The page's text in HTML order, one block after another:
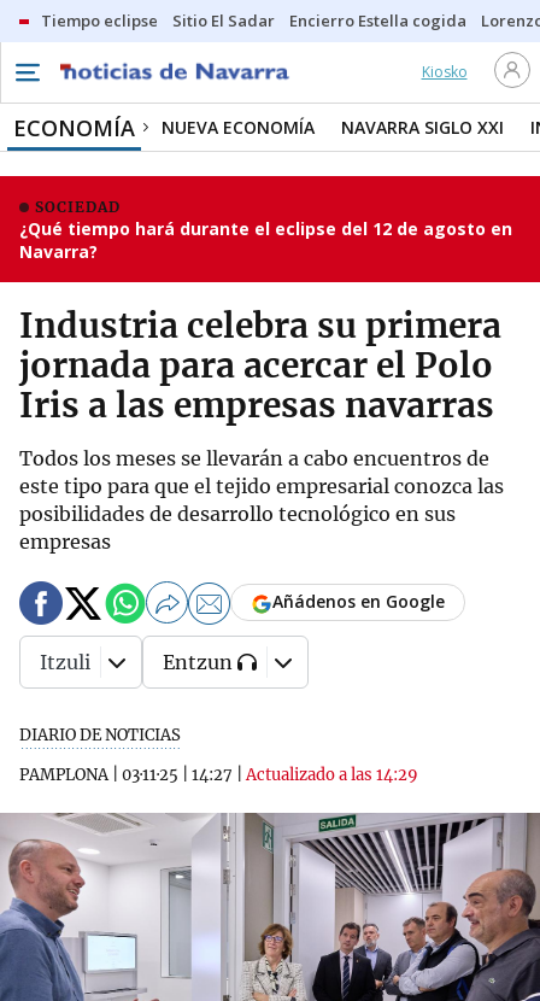
Tiempo eclipse Sitio El Sadar Encierro Estella cogida
Kiosko
ECONOMÍA NUEVA ECONOMÍA NAVARRA SIGLO XXI
SOCIEDAD
¿Qué tiempo hará durante el eclipse del 12 de agosto en
Navarra?
Industria celebra su primera
jornada para acercar el Polo
Iris a las empresas navarras
Todos los meses se llevarán a cabo encuentros de
este tipo para que el tejido empresarial conozca las
posibilidades de desarrollo tecnológico en sus
empresas
DIARIO DE NOTICIAS
PAMPLONA| 03·11·25 14:27 |Actualizado a las 14:29
Añádenos en Google
Itzuli Entzun